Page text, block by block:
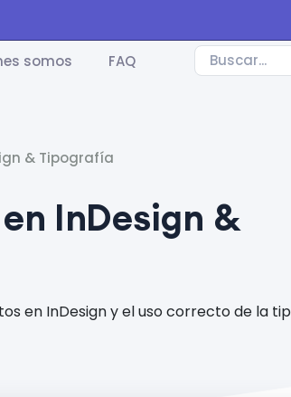
somos FAQ
& Tipografía
InDesign &
en InDesign y el uso correcto de la